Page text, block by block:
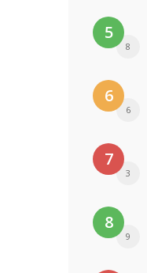
5
8
6
6
7
3
8
9